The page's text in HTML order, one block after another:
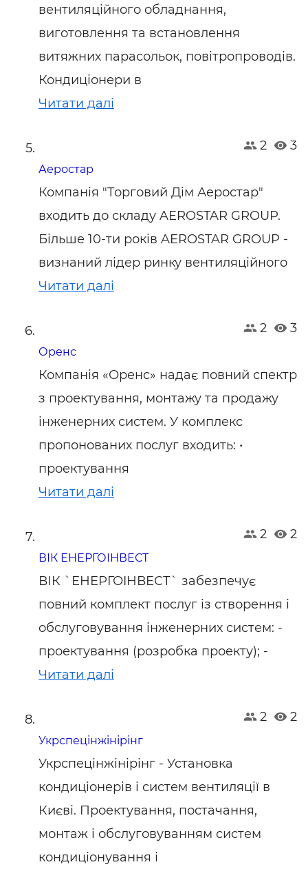
вентиляційного обладнання,
виготовлення та встановлення
витяжних парасольок, повітропроводів.
Кондиціонери в
Читати далі
2 3
Аеростар
Компанія "Торговий Дім Аеростар"
входить до складу AEROSTAR GROUP.
Більше 10-ти років AEROSTAR GROUP -
визнаний лідер ринку вентиляційного
Читати далі
2 3
Оренс
Компанія «Оренс» надає повний спектр
з проектування, монтажу та продажу
інженерних систем. У комплекс
пропонованих послуг входить: •
проектування
Читати далі
2 2
ВІК ЕНЕРГОІНВЕСТ
ВІК `ЕНЕРГОIНВЕСТ` забезпечує
повний комплект послуг із створення і
обслуговування інженерних систем: -
проектування (розробка проекту); -
Читати далі
2 2
Укрспецінжінірінг
Укрспецінжінірінг - Установка
кондиціонерів і систем вентиляції в
Києві. Проектування, постачання,
монтаж і обслуговуванням систем
кондиціонування і